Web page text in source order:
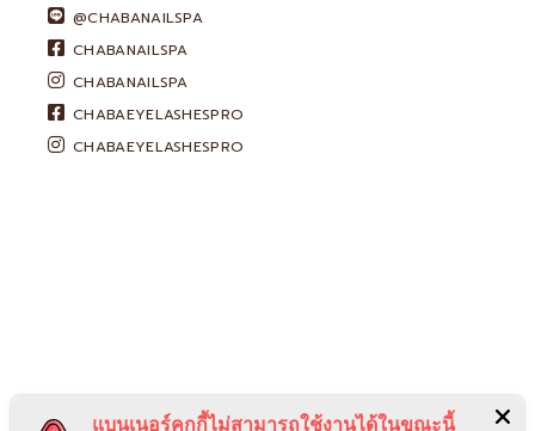
@CHABANAILSPA
CHABANAILSPA
CHABANAILSPA
CHABAEYELASHESPRO
CHABAEYELASHESPRO
แบนเนอร์คุกกี้ไม่สามารถใช้งานได้ในขณะนี้